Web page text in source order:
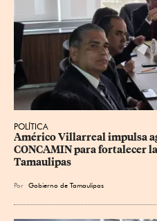
POLÍTICA
Américo Villarreal impulsa
CONCAMIN para fortalecer
Tamaulipas
Por Gobierno de Tamaulipas